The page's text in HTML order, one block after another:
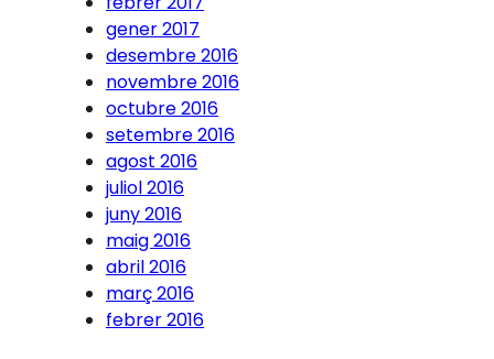
gener 2017
desembre 2016
novembre 2016
octubre 2016
setembre 2016
agost 2016
juliol 2016
juny 2016
maig 2016
abril 2016
març 2016
febrer 2016